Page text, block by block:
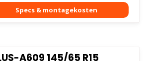
A609 145/65 R15